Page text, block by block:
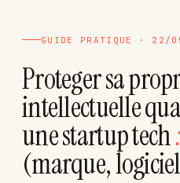
GUIDE PRATIQUE · 22/
Proteger sa
intellectuelle
une startup tech
(marque,